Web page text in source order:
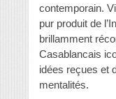
contemporain.
pur produit de
brillamment
Casablancais
idées reçues et
mentalités.